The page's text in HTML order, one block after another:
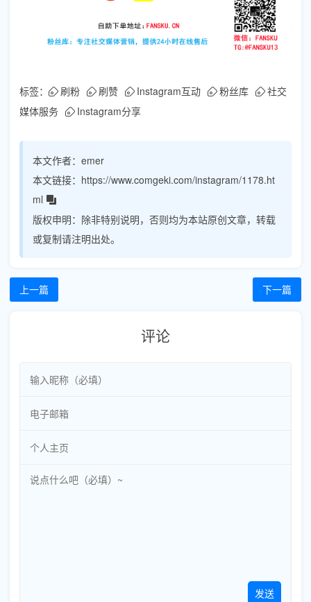
标签： 刷粉 刷赞 Instagram互动 粉丝库
社交
媒体服务
Instagram分享
本文作者： emer
本文链接： https://www.comgeki.com/instagram/1178.ht
ml
版权申明： 除非特别说明，否则均为本站原创文章，转载
或复制请注明出处。
上一篇 下一篇
评论
发送